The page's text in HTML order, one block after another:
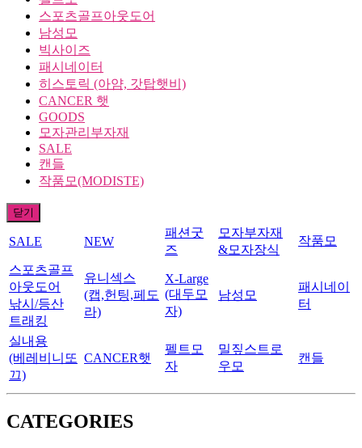
스포츠골프아웃도어
남성모
빅사이즈
패시네이터
히스토릭 (아얌, 갓탑햇비)
CANCER 햇
GOODS
모자관리부자재
SALE
캔들
작품모(MODISTE)
닫기
SALE NEW
패션굿
즈
모자부자재
&모자장식
작품모
스포츠골프
아웃도어
낚시/등산
트래킹
유니섹스
(캡,헌팅,페도
라)
X-Large
(대두모
자)
남성모
패시네이
터
실내용
(베레비니또
끄)
CANCER햇
펠트모
자
밀짚스트로
우모
캔들
CATEGORIES